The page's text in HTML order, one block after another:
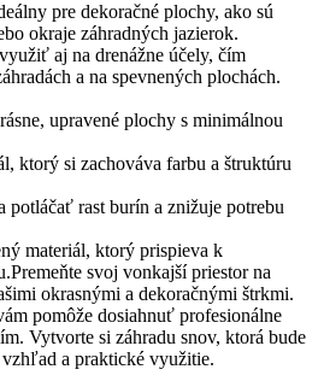
pre dekoračné plochy, ako sú
okraje záhradných jazierok.
aj na drenážne účely, čím
a na spevnených plochách.
upravené plochy s minimálnou
ktorý si zachováva farbu a štruktúru
potláčať rast burín a znižuje potrebu
materiál, ktorý prispieva k
svoj vonkajší priestor na
okrasnými a dekoračnými štrkmi.
pomôže dosiahnuť profesionálne
Vytvorte si záhradu snov, ktorá bude
a praktické využitie.